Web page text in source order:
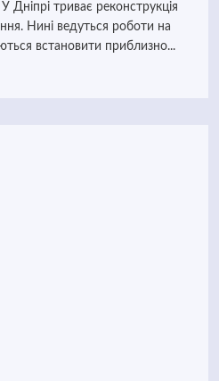
Дніпрі триває реконструкція
Нині ведуться роботи на
встановити приблизно...